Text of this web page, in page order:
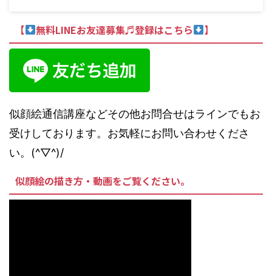
【 無料LINEお友達募集♬登録はこちら 】
似顔絵通信講座などその他お問合せはラインでもお
受けしております。お気軽にお問い合わせくださ
い。(^▽^)/
似顔絵の描き方・動画をご覧ください。